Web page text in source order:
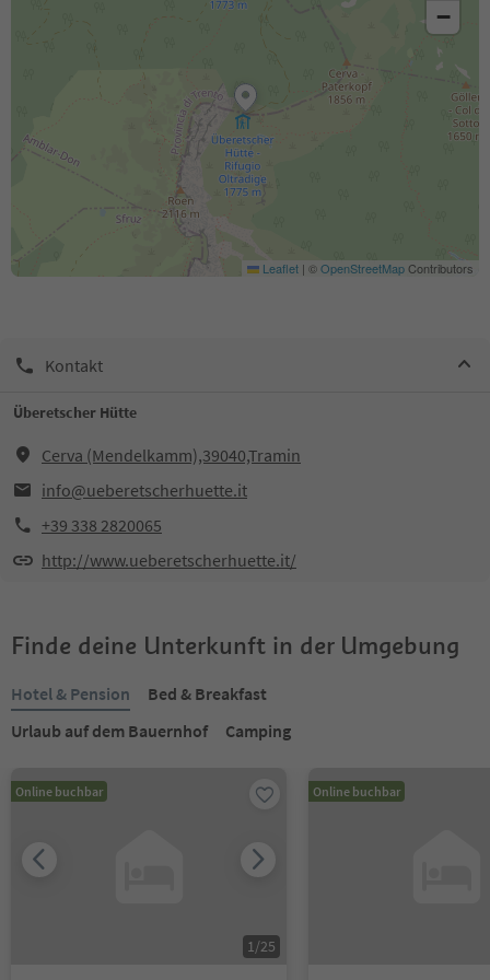
−
Leaflet | ©OpenStreetMapContributors
Kontakt
Überetscher Hütte
Cerva (Mendelkamm),39040,Tramin
info@ueberetscherhuette.it
+39 338 2820065
http://www.ueberetscherhuette.it/
Finde deine Unterkunft in der Umgebung
Hotel & Pension
Bed & Breakfast
Urlaub auf dem Bauernhof
Camping
Online buchbar
1/25
Online buchbar